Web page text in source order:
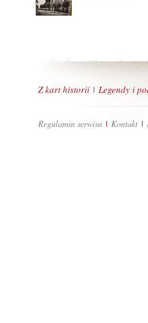
Z kart historii | Legendy i
Regulamin serwisu | Kontakt |